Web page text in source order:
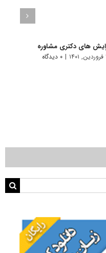
های دکتری ﻣﺸﺎوره
| ۰ دیدگاه